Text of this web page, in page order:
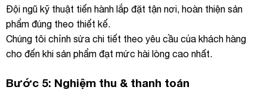
Đội ngũ kỹ thuật tiến hành lắp đặt tận nơi, hoàn thiện sản
phẩm đúng theo thiết kế.
Chúng tôi chỉnh sửa chi tiết theo yêu cầu của khách hàng
cho đến khi sản phẩm đạt mức hài lòng cao nhất.
Bước 5: Nghiệm thu & thanh toán